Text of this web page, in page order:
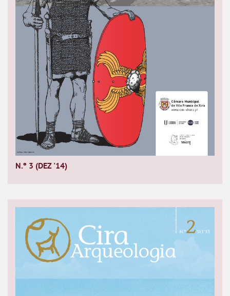
N.º 3 (DEZ '14)